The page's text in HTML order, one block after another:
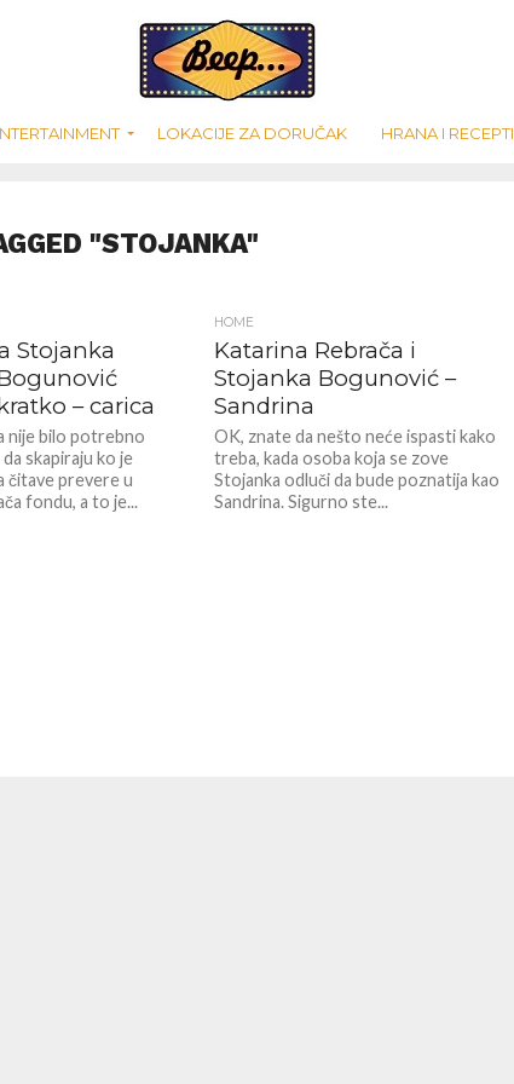
LOKACIJE ZA DORUČAK HRANA I RECEPTI
"STOJANKA"
Stojanka
– carica
nije bilo potrebno
skapiraju ko je
čitave prevere u
fondu, a to je...
HOME
Katarina Rebrača i
Stojanka Bogunović –
Sandrina
OK, znate da nešto neće ispasti kako
treba, kada osoba koja se zove
Stojanka odluči da bude poznatija kao
Sandrina. Sigurno ste...